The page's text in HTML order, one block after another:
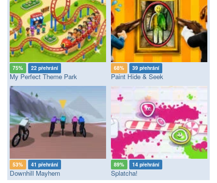
75% 22 přehrání
My Perfect Theme Park
68% 39 přehrání
Paint Hide & Seek
53% 41 přehrání
Downhill Mayhem
89% 14 přehrání
Splatcha!